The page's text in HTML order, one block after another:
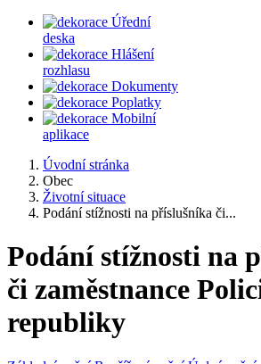
Úřední
deska
Hlášení
rozhlasu
Dokumenty
Poplatky
Mobilní
aplikace
Úvodní stránka
Obec
Životní situace
Podání stížnosti na příslušníka či...
Podání stížnosti na
či zaměstnance
republiky